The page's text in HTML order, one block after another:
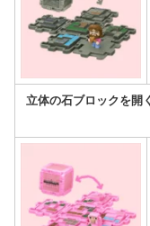
立体の石ブロックを開